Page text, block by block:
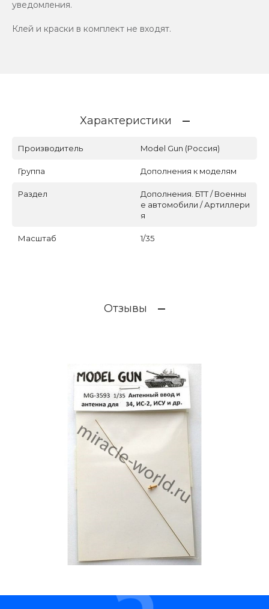
уведомления.
Клей и краски в комплект не входят.
Характеристики
Производитель Model Gun (Россия)
Группа Дополнения к моделям
Раздел
Дополнения. БТТ / Военны
е автомобили / Артиллери
я
Масштаб 1/35
Отзывы